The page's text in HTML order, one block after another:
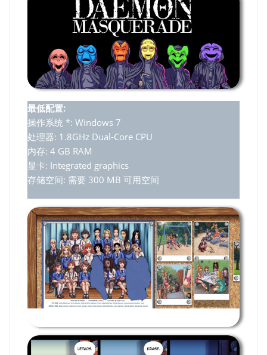
最低配置:
操作系统 *: Windows 7
处理器: 1.8GHz Dual-Core CPU
内存: 4 GB RAM
显卡: Integrated graphics
存储空间: 需要 300 MB 可用空间